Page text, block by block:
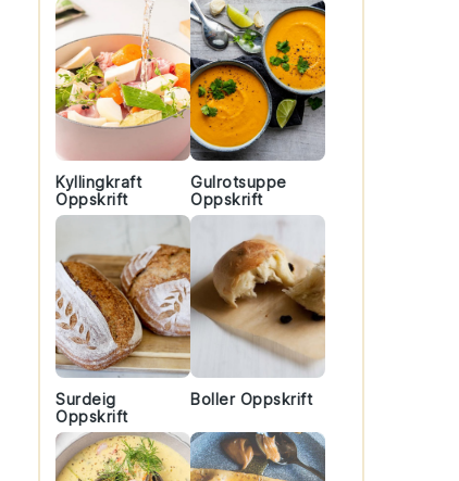
Kyllingkraft
Oppskrift
Gulrotsuppe
Oppskrift
Surdeig
Oppskrift
Boller Oppskrift